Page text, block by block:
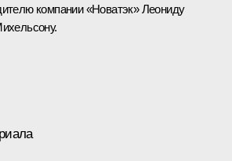
компании «Новатэк» Леониду